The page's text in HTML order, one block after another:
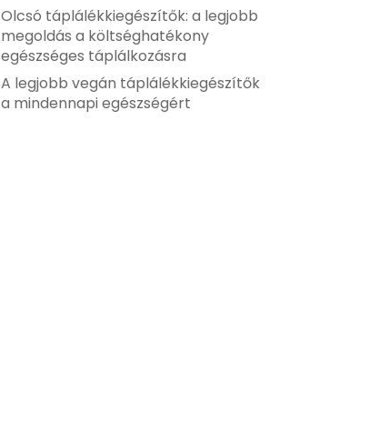
Olcsó táplálékkiegészítők: a legjobb
megoldás a költséghatékony
egészséges táplálkozásra
A legjobb vegán táplálékkiegészítők
a mindennapi egészségért